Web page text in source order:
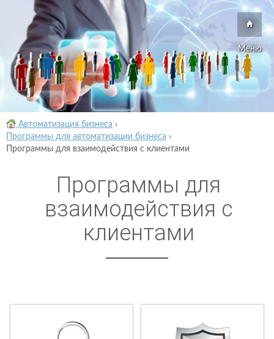
Меню
Автоматизация бизнеса ›
Программы для автоматизации бизнеса ›
Программы для взаимодействия с клиентами
Программы для
взаимодействия с
клиентами